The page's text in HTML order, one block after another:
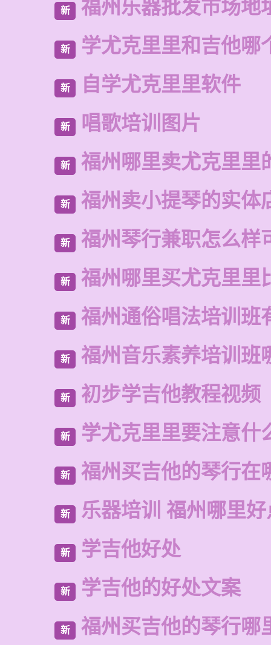
新 福州乐器批发市场地
新 学尤克里里和吉他哪
新 自学尤克里里软件
新 唱歌培训图片
新 福州哪里卖尤克里里
新 福州卖小提琴的实体
新 福州琴行兼职怎么样
新 福州哪里买尤克里里
新 福州通俗唱法培训班
新 福州音乐素养培训班
新 初步学吉他教程视频
新 学尤克里里要注意什
新 福州买吉他的琴行在
新 乐器培训 福州哪里
新 学吉他好处
新 学吉他的好处文案
新 福州买吉他的琴行哪